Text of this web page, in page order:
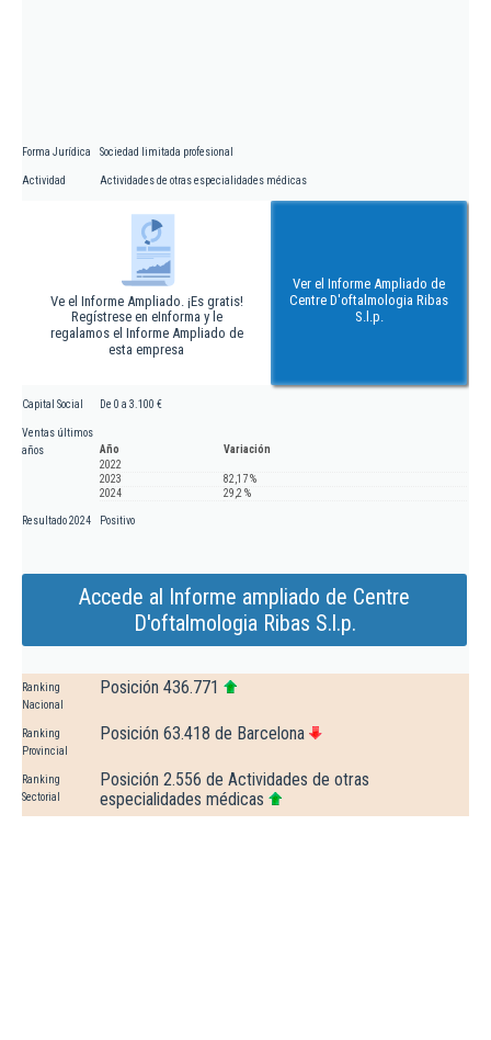
Forma Jurídica Sociedad limitada profesional
Actividad Actividades de otras especialidades médicas
Ve el Informe Ampliado. ¡Es gratis!
Regístrese en eInforma y le
regalamos el Informe Ampliado de
esta empresa
Ver el Informe Ampliado de
Centre D'oftalmologia Ribas
S.l.p.
Capital Social De 0 a 3.100 €
Ventas últimos
años
Año
Variación
2022
2023
82,17 %
2024
29,2 %
Resultado 2024 Positivo
Accede al Informe ampliado de Centre
D'oftalmologia Ribas S.l.p.
Ranking
Nacional
Posición 436.771
Ranking
Provincial
Posición 63.418 de Barcelona
Ranking
Sectorial
Posición 2.556 de Actividades de otras
especialidades médicas